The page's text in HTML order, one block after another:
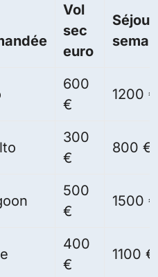
Vol
sec
euro
Séjour
600
€
1200 €
300
€
800 €
500
€
1500 €
400
€
1100 €